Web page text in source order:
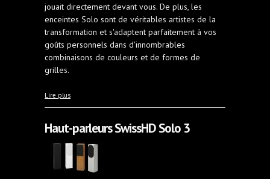
jouait directement devant vous. De plus, les
enceintes Solo sont de véritables artistes de la
transformation et s'adaptent parfaitement à vos
goûts personnels dans d'innombrables
combinaisons de couleurs et de formes de
grilles.
Lire plus
Haut-parleurs SwissHD Solo 3